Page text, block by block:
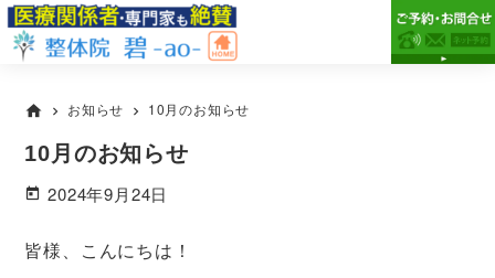
Skip
to
primary
Skip
to
main
Skip
to
primary
home chevron_right お知らせ chevron_right 10月のお知らせ
10月のお知らせ
2024年9月24日
皆様、こんにちは！